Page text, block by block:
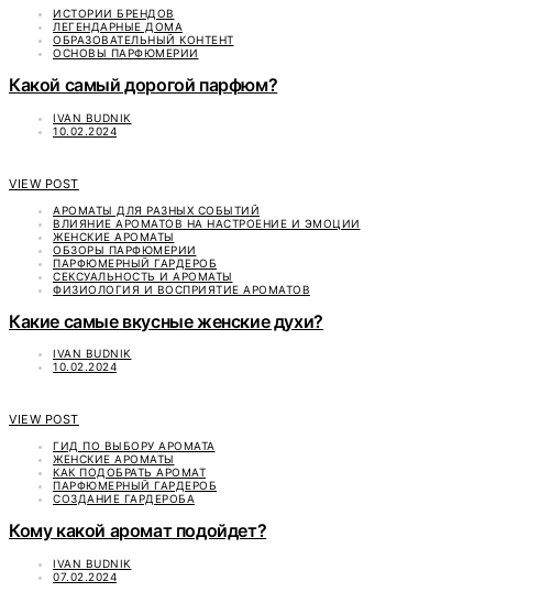
ИСТОРИИ БРЕНДОВ
ЛЕГЕНДАРНЫЕ ДОМА
ОБРАЗОВАТЕЛЬНЫЙ КОНТЕНТ
ОСНОВЫ ПАРФЮМЕРИИ
Какой самый дорогой парфюм?
IVAN BUDNIK
10.02.2024
VIEW POST
АРОМАТЫ ДЛЯ РАЗНЫХ СОБЫТИЙ
ВЛИЯНИЕ АРОМАТОВ НА НАСТРОЕНИЕ И ЭМОЦИИ
ЖЕНСКИЕ АРОМАТЫ
ОБЗОРЫ ПАРФЮМЕРИИ
ПАРФЮМЕРНЫЙ ГАРДЕРОБ
СЕКСУАЛЬНОСТЬ И АРОМАТЫ
ФИЗИОЛОГИЯ И ВОСПРИЯТИЕ АРОМАТОВ
Какие самые вкусные женские духи?
IVAN BUDNIK
10.02.2024
VIEW POST
ГИД ПО ВЫБОРУ АРОМАТА
ЖЕНСКИЕ АРОМАТЫ
КАК ПОДОБРАТЬ АРОМАТ
ПАРФЮМЕРНЫЙ ГАРДЕРОБ
СОЗДАНИЕ ГАРДЕРОБА
Кому какой аромат подойдет?
IVAN BUDNIK
07.02.2024